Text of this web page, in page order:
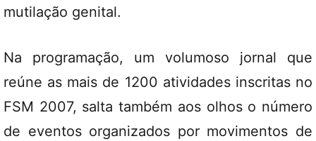
mutilação genital.
Na programação, um volumoso jornal que
reúne as mais de 1200 atividades inscritas no
FSM 2007, salta também aos olhos o número
de eventos organizados por movimentos de